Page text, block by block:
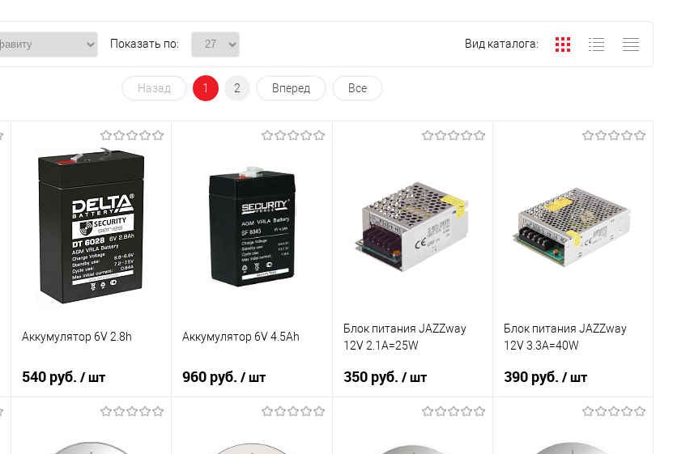
Показать по: Вид каталога:
Назад 1 2 Вперед Все
Аккумулятор 6V 2.8h
540 руб./ шт
Аккумулятор 6V 4.5Ah
960 руб./ шт
Блок питания JAZZway
12V 2.1A=25W
350 руб. / шт
Блок питания JAZZway
12V 3.3A=40W
390 руб. / шт